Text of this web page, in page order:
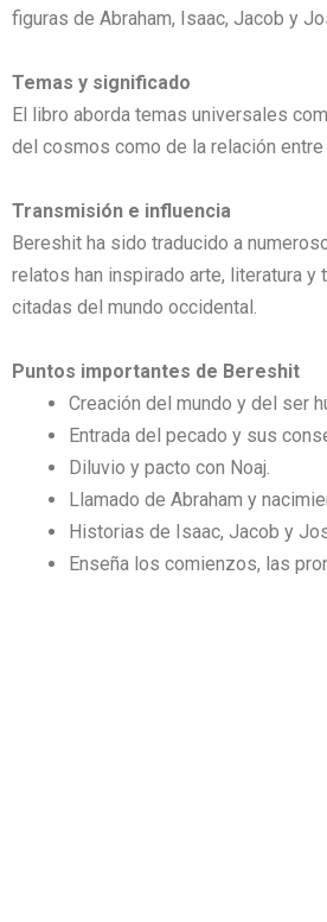
figuras de Abraham, Isaac, Jacob y
Temas y significado
El libro aborda temas universales
del cosmos como de la relación
Transmisión e influencia
Bereshit ha sido traducido a
relatos han inspirado arte, literatura
citadas del mundo occidental.
Puntos importantes de Bereshit
Creación del mundo y del ser
Entrada del pecado y sus
Diluvio y pacto con Noaj.
Llamado de Abraham y
Historias de Isaac, Jacob y
Enseña los comienzos, las